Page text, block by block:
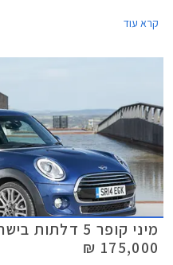
קרא עוד
מיני קופר 5
175,000 ₪